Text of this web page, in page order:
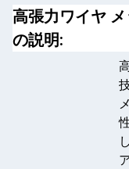
高張力ワイヤ
の説明: